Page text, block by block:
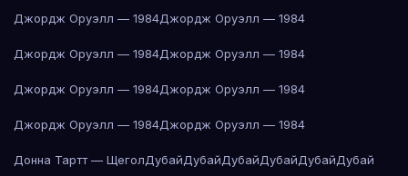
Джордж Оруэлл — 1984Джордж Оруэлл — 1984
Джордж Оруэлл — 1984Джордж Оруэлл — 1984
Джордж Оруэлл — 1984Джордж Оруэлл — 1984
Джордж Оруэлл — 1984Джордж Оруэлл — 1984
Донна Тартт — ЩеголДубайДубайДубайДубайДубайДубай